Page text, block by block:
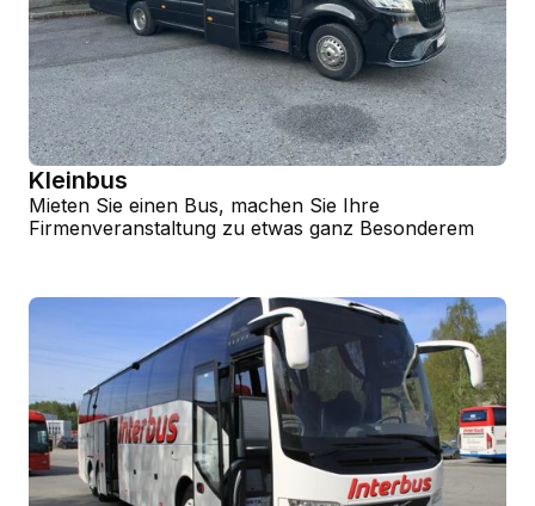
Kleinbus
Mieten Sie einen Bus, machen Sie Ihre
Firmenveranstaltung zu etwas ganz Besonderem